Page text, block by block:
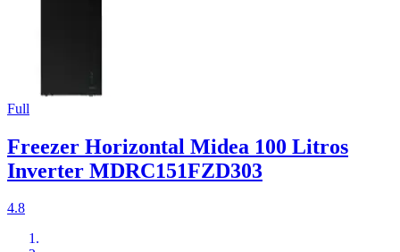
Full
Freezer Horizontal Midea 100 Litros
Inverter MDRC151FZD303
4.8